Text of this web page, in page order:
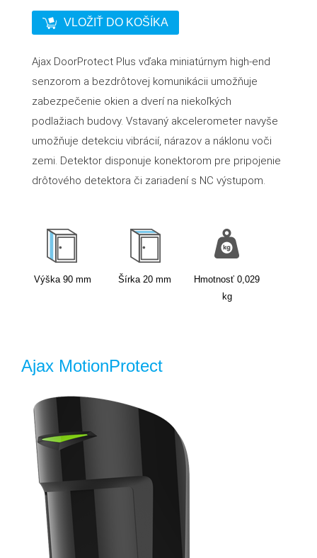
VLOŽIŤ DO KOŠÍKA
Ajax DoorProtect Plus vďaka miniatúrnym high-end
senzorom a bezdrôtovej komunikácii umožňuje
zabezpečenie okien a dverí na niekoľkých
podlažiach budovy. Vstavaný akcelerometer navyše
umožňuje detekciu vibrácií, nárazov a náklonu voči
zemi. Detektor disponuje konektorom pre pripojenie
drôtového detektora či zariadení s NC výstupom.
Výška 90 mm Šírka 20 mm Hmotnosť 0,029
kg
Ajax MotionProtect